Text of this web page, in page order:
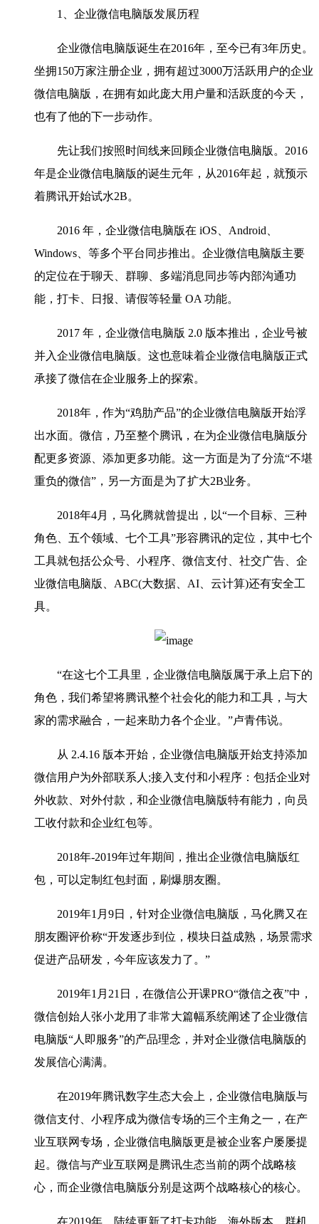
1、企业微信电脑版发展历程
企业微信电脑版诞生在2016年，至今已有3年历史。
坐拥150万家注册企业，拥有超过3000万活跃用户的企业
微信电脑版，在拥有如此庞大用户量和活跃度的今天，
也有了他的下一步动作。
先让我们按照时间线来回顾企业微信电脑版。2016
年是企业微信电脑版的诞生元年，从2016年起，就预示
着腾讯开始试水2B。
2016 年，企业微信电脑版在 iOS、Android、
Windows、等多个平台同步推出。企业微信电脑版主要
的定位在于聊天、群聊、多端消息同步等内部沟通功
能，打卡、日报、请假等轻量 OA 功能。
2017 年，企业微信电脑版 2.0 版本推出，企业号被
并入企业微信电脑版。这也意味着企业微信电脑版正式
承接了微信在企业服务上的探索。
2018年，作为“鸡肋产品”的企业微信电脑版开始浮
出水面。微信，乃至整个腾讯，在为企业微信电脑版分
配更多资源、添加更多功能。这一方面是为了分流“不堪
重负的微信”，另一方面是为了扩大2B业务。
2018年4月，马化腾就曾提出，以“一个目标、三种
角色、五个领域、七个工具”形容腾讯的定位，其中七个
工具就包括公众号、小程序、微信支付、社交广告、企
业微信电脑版、ABC(大数据、AI、云计算)还有安全工
具。
“在这七个工具里，企业微信电脑版属于承上启下的
角色，我们希望将腾讯整个社会化的能力和工具，与大
家的需求融合，一起来助力各个企业。”卢青伟说。
从 2.4.16 版本开始，企业微信电脑版开始支持添加
微信用户为外部联系人;接入支付和小程序：包括企业对
外收款、对外付款，和企业微信电脑版特有能力，向员
工收付款和企业红包等。
2018年-2019年过年期间，推出企业微信电脑版红
包，可以定制红包封面，刷爆朋友圈。
2019年1月9日，针对企业微信电脑版，马化腾又在
朋友圈评价称“开发逐步到位，模块日益成熟，场景需求
促进产品研发，今年应该发力了。”
2019年1月21日，在微信公开课PRO“微信之夜”中，
微信创始人张小龙用了非常大篇幅系统阐述了企业微信
电脑版“人即服务”的产品理念，并对企业微信电脑版的
发展信心满满。
在2019年腾讯数字生态大会上，企业微信电脑版与
微信支付、小程序成为微信专场的三个主角之一，在产
业互联网专场，企业微信电脑版更是被企业客户屡屡提
起。微信与产业互联网是腾讯生态当前的两个战略核
心，而企业微信电脑版分别是这两个战略核心的核心。